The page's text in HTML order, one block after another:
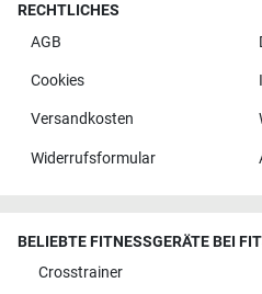
RECHTLICHES
AGB
Cookies
Versandkosten
Widerrufsformular
BELIEBTE FITNESSGERÄTE BEI
Crosstrainer